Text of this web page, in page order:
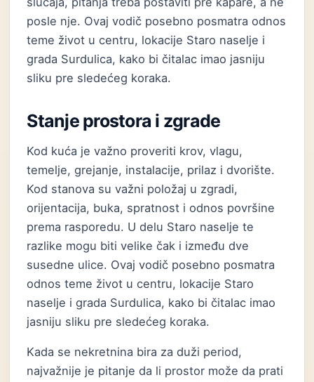
posle nje. Ovaj vodič posebno posmatra odnos
teme život u centru, lokacije Staro naselje i
grada Surdulica, kako bi čitalac imao jasniju
sliku pre sledećeg koraka.
Stanje prostora i zgrade
Kod kuća je važno proveriti krov, vlagu,
temelje, grejanje, instalacije, prilaz i dvorište.
Kod stanova su važni položaj u zgradi,
orijentacija, buka, spratnost i odnos površine
prema rasporedu. U delu Staro naselje te
razlike mogu biti velike čak i između dve
susedne ulice. Ovaj vodič posebno posmatra
odnos teme život u centru, lokacije Staro
naselje i grada Surdulica, kako bi čitalac imao
jasniju sliku pre sledećeg koraka.
Kada se nekretnina bira za duži period,
najvažnije je pitanje da li prostor može da prati